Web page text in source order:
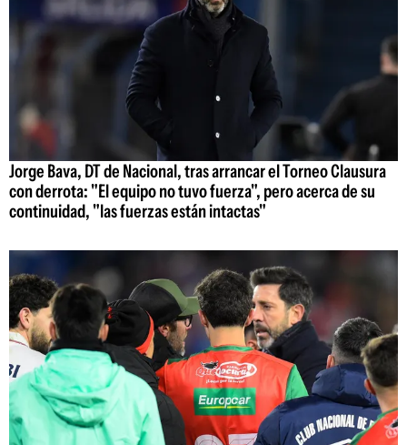
Jorge Bava, DT de Nacional, tras arrancar el Torneo Clausura
con derrota: "El equipo no tuvo fuerza", pero acerca de su
continuidad, "las fuerzas están intactas"